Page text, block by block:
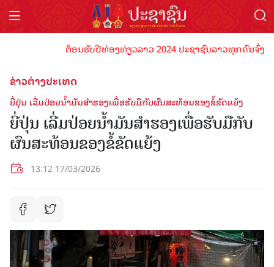
ຕ້ອນຮັບປີທ່ອງທ່ຽວລາວ 2024 ປະຊາຊົນລາວທຸກຄົນຈົ່ງພ້
ຂ່າວຕ່າງປະເທດ
ຍີ່ປຸ່ນ ເລີ່ມປ່ອຍນ້ຳມັນສຳຮອງເພື່ອຮັບມືກັບຜົນສະທ້ອນຂອງຂໍ້ຂັດແຍ້ງ
ຍີ່ປຸ່ນ ເລີ່ມປ່ອຍນ້ຳມັນສຳຮອງເພື່ອຮັບມືກັບ
ຜົນສະທ້ອນຂອງຂໍ້ຂັດແຍ້ງ
13:12 17/03/2026